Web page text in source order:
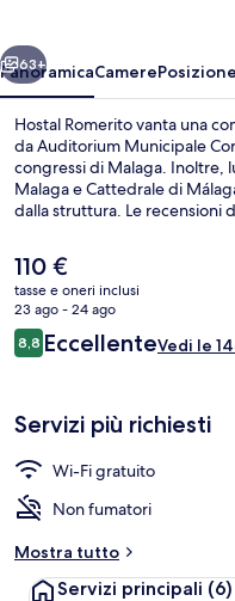
Avanti
63+
PanoramicaCamerePosizione
Hostal Romerito vanta una
da Auditorium Municipale
congressi di Malaga. Inoltre,
Malaga e Cattedrale di
dalla struttura. Le recensioni
Il
prezzo
attuale
è
110 €
110 €
tasse e oneri inclusi
23 ago - 24 ago
Recensioni
8,88,8 su 10
EccellenteVedi le
Servizi più richiesti
Wi-Fi gratuito
Non fumatori
Mostra tutto
Servizi principali (6)